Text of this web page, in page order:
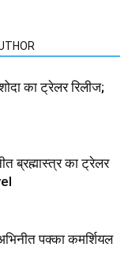
का ट्रेलर रिलीज;
ब्रह्मास्‍त्र का ट्रेलर
पक्का कमर्शियल